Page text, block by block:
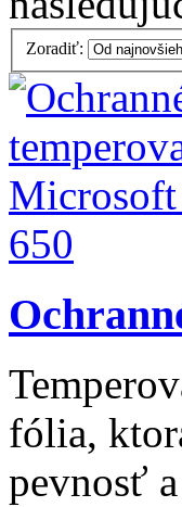
Zoradiť:
fólia,
pevnosť